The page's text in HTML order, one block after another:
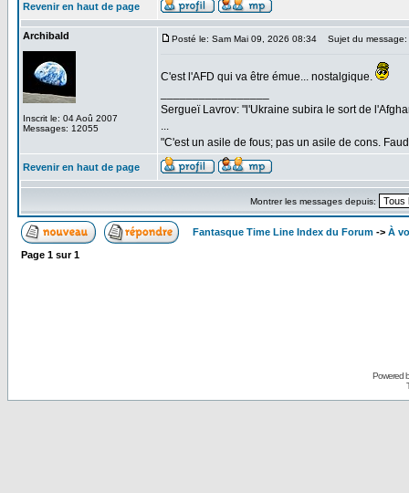
Revenir en haut de page
Archibald
Inscrit le: 04 Aoû 2007
Messages: 12055
Posté le: Sam Mai 09, 2026 08:34 Sujet du message:
C'est l'AFD qui va être émue... nostalgique.
Sergueï Lavrov: "l'Ukraine subira le sort de
...
"C'est un asile de fous; pas un asile de cons.
Revenir en haut de page
Montrer les messages depuis:
Fantasque Time Line Index du Forum -> À
Page 1 sur1
Powered